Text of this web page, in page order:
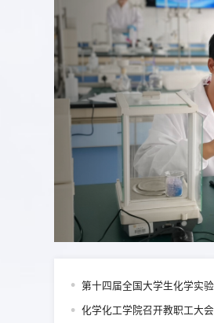
第十四届全国大学生化学实
化学化工学院召开教职工大